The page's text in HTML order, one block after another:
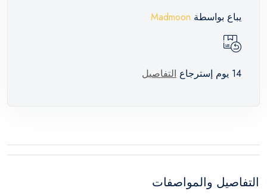
يباع بواسطة Madmoon
14 يوم إسترجاع التفاصيل
التفاصيل والمواصفات